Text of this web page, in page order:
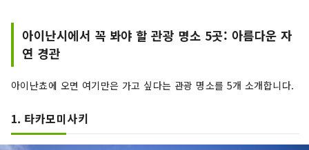
아이난시에서 꼭 봐야 할 관광 명소 5곳: 아름다운 자
연 경관
아이난쵸에 오면 여기만은 가고 싶다는 관광 명소를 5개 소개합니다.
1. 타카모미사키